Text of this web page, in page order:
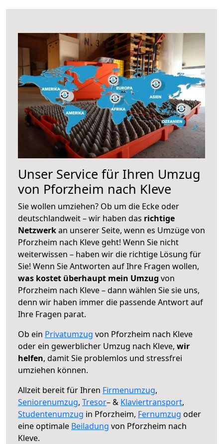
Unser Service für Ihren Umzug
von Pforzheim nach Kleve
Sie wollen umziehen? Ob um die Ecke oder
deutschlandweit – wir haben das richtige
Netzwerkan unserer Seite, wenn es Umzüge von
Pforzheim nach Kleve geht! Wenn Sie nicht
weiterwissen – haben wir die richtige Lösung für
Sie! Wenn Sie Antworten auf Ihre Fragen wollen,
was kostet überhaupt mein Umzug von
Pforzheim nach Kleve – dann wählen Sie sie uns,
denn wir haben immer die passende Antwort auf
Ihre Fragen parat.
Ob ein Privatumzug von Pforzheim nach Kleve
oder ein gewerblicher Umzug nach Kleve, wir
helfen, damit Sie problemlos und stressfrei
umziehen können.
Allzeit bereit für Ihren Firmenumzug,
Seniorenumzug, Tresor– & Klaviertransport,
Studentenumzug in Pforzheim, Fernumzug oder
eine optimale Beiladung von Pforzheim nach
Kleve.